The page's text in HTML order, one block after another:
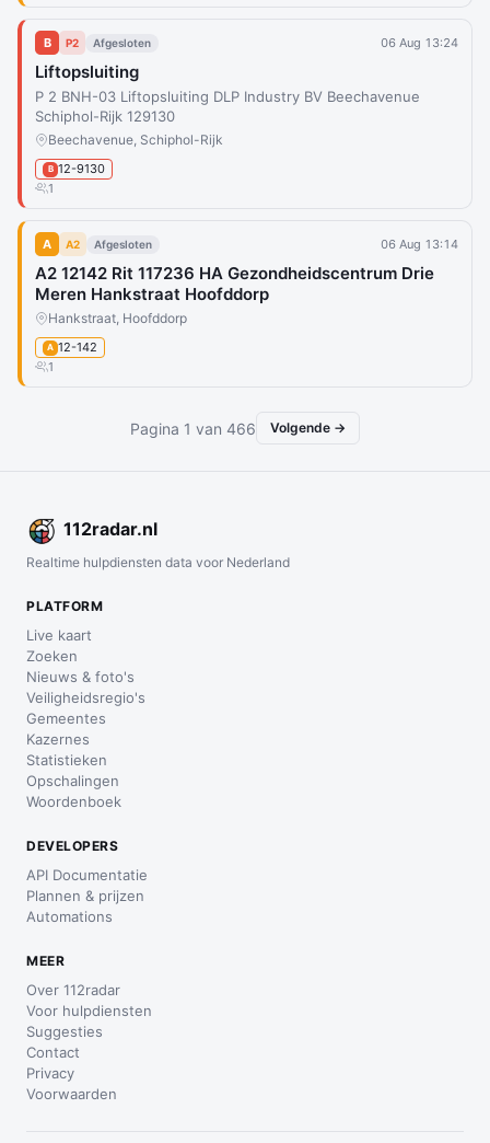
B P2 Afgesloten 06 Aug 13:24
Liftopsluiting
P 2 BNH-03 Liftopsluiting DLP Industry BV Beechavenue
Schiphol-Rijk 129130
Beechavenue, Schiphol-Rijk
B 12-9130
1
A A2 Afgesloten 06 Aug 13:14
A2 12142 Rit 117236 HA Gezondheidscentrum Drie
Meren Hankstraat Hoofddorp
Hankstraat, Hoofddorp
A 12-142
1
Pagina 1 van 466 Volgende →
112radar.nl
Realtime hulpdiensten data voor Nederland
PLATFORM
Live kaart
Zoeken
Nieuws & foto's
Veiligheidsregio's
Gemeentes
Kazernes
Statistieken
Opschalingen
Woordenboek
DEVELOPERS
API Documentatie
Plannen & prijzen
Automations
MEER
Over 112radar
Voor hulpdiensten
Suggesties
Contact
Privacy
Voorwaarden